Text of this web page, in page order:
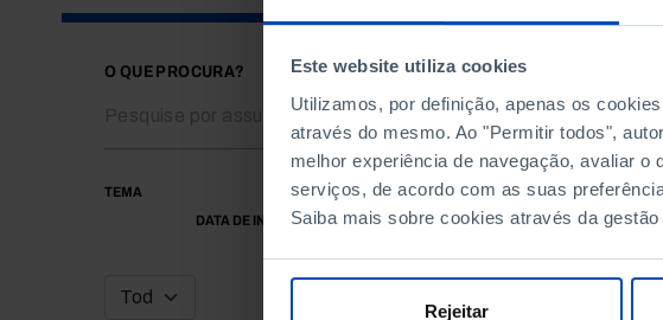
Este website utiliza cookies
Utilizamos, por definição, apenas os
através do mesmo. Ao "Permitir todos",
melhor experiência de navegação, avaliar
serviços, de acordo com as suas
Saiba mais sobre cookies através da
Rejeitar
O QUE PROCURA?
TEMA
DATA DE INÍCIO